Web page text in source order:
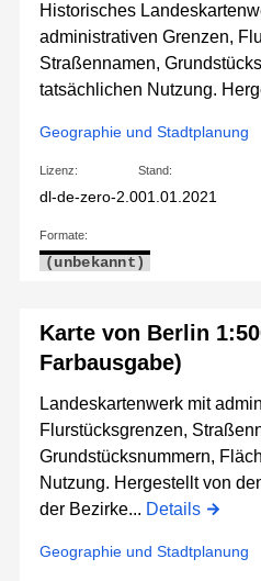
Historisches
administrativen Grenzen,
Straßennamen,
tatsächlichen Nutzung.
Geographie und Stadtplanung
Lizenz:
dl-de-zero-2.0
Stand:
01.01.2021
Formate:
(unbekannt)
Karte von Berlin
Farbausgabe)
Landeskartenwerk mit
Flurstücksgrenzen,
Grundstücksnummern,
Nutzung. Hergestellt von
der Bezirke... Details
Geographie und Stadtplanung